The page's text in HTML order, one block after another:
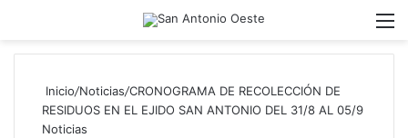
Inicio/Noticias/CRONOGRAMA DE RECOLECCIÓN DE
RESIDUOS EN EL EJIDO SAN ANTONIO DEL 31/8 AL 05/9
Noticias